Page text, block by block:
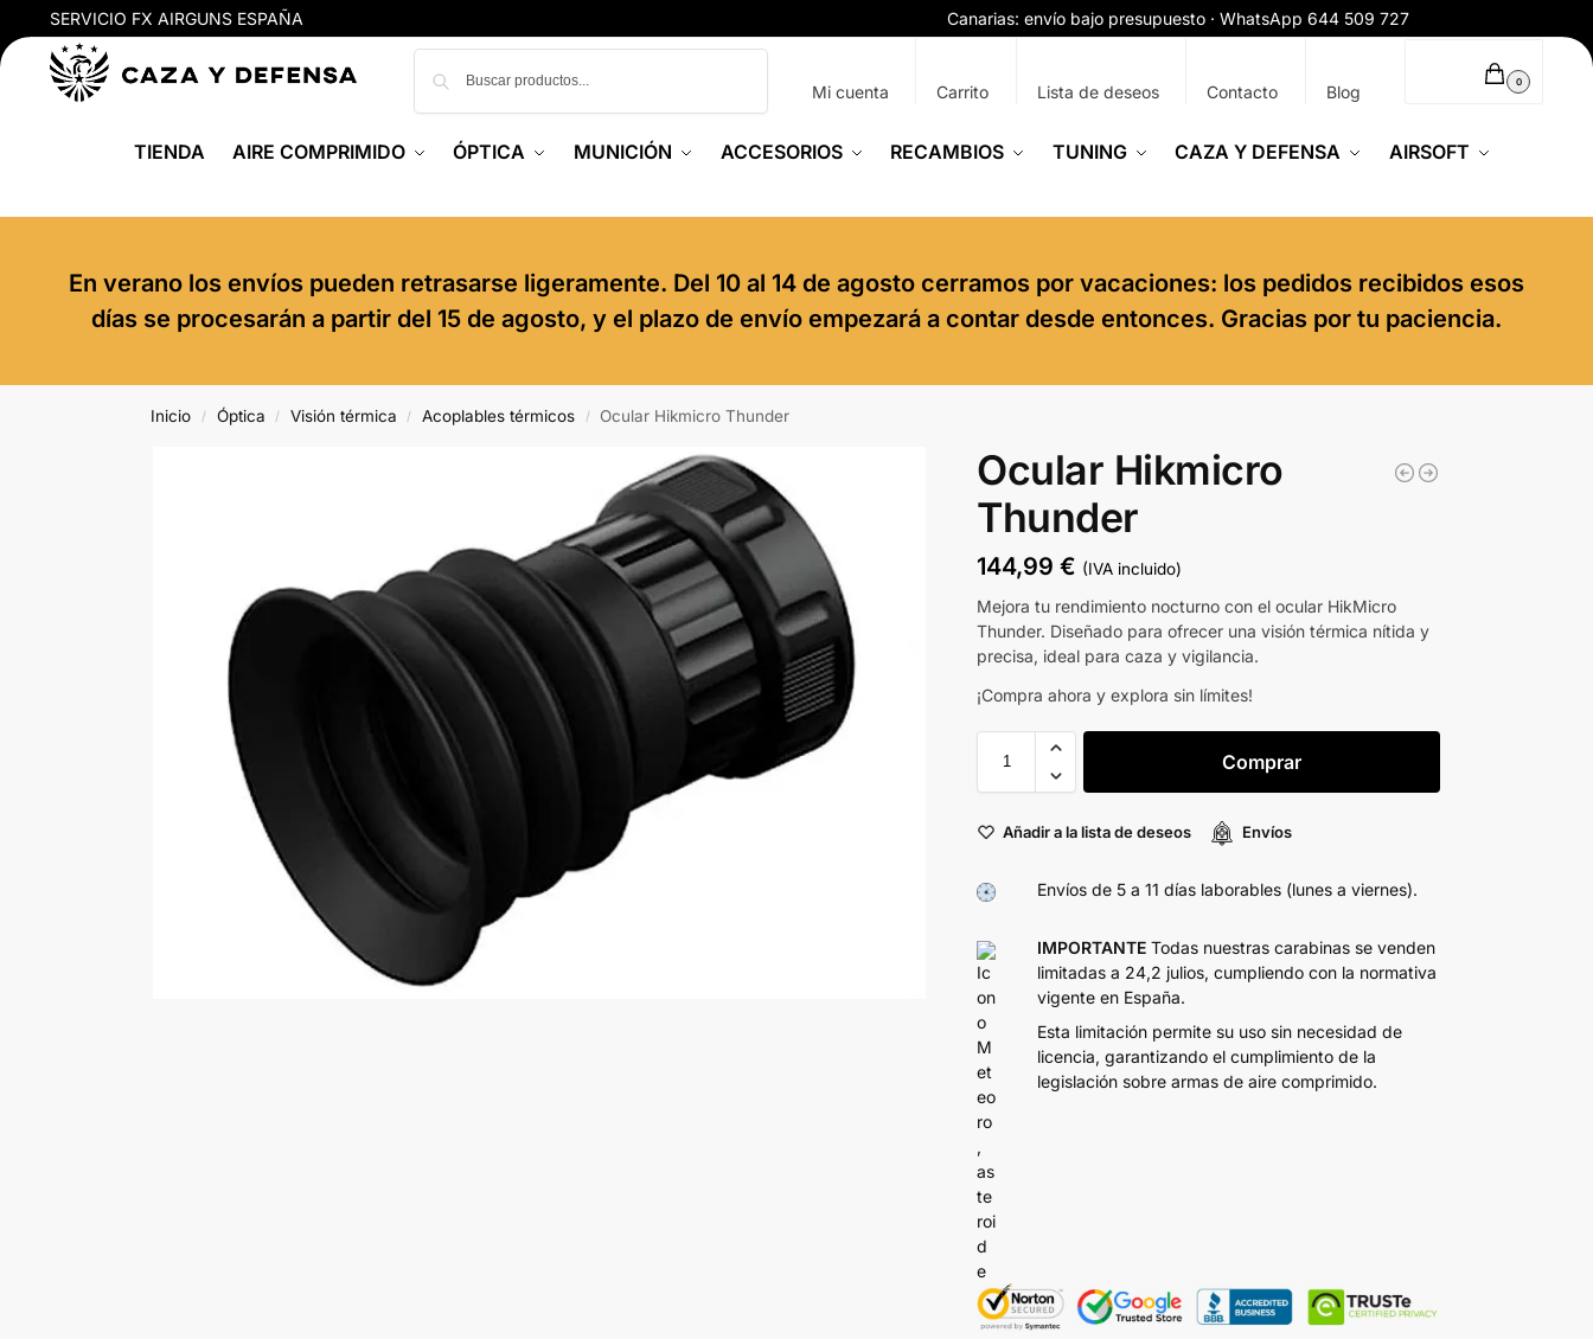
SERVICIO FX AIRGUNS ESPAÑA Canarias: envío bajo presupuesto · WhatsApp 644 509 727
Mi cuenta Carrito Lista de deseos Contacto Blog 0
TIENDA AIRE COMPRIMIDO ÓPTICA MUNICIÓN ACCESORIOS RECAMBIOS TUNING CAZA Y DEFENSA AIRSOFT
En verano los envíos pueden retrasarse ligeramente. Del 10 al 14 de agosto cerramos por vacaciones: los pedidos recibidos esos
días se procesarán a partir del 15 de agosto, y el plazo de envío empezará a contar desde entonces. Gracias por tu paciencia.
Inicio / Óptica / Visión térmica / Acoplables térmicos / Ocular Hikmicro Thunder
Ocular Hikmicro
Thunder
144,99€ (IVA incluido)
Mejora tu rendimiento nocturno con el ocular HikMicro
Thunder. Diseñado para ofrecer una visión térmica nítida y
precisa, ideal para caza y vigilancia.
¡Compra ahora y explora sin límites!
Comprar
Añadir a la lista de deseos Envíos
Envíos de 5 a 11 días laborables (lunes a viernes).
IMPORTANTE Todas nuestras carabinas se venden
limitadas a 24,2 julios, cumpliendo con la normativa
vigente en España.
Esta limitación permite su uso sin necesidad de
licencia, garantizando el cumplimiento de la
legislación sobre armas de aire comprimido.